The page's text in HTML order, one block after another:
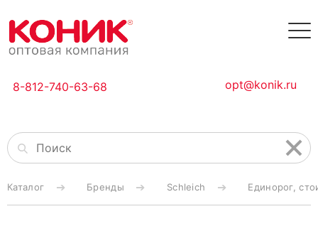
8-812-740-63-68 opt@konik.ru
Каталог Бренды Schleich Единорог,